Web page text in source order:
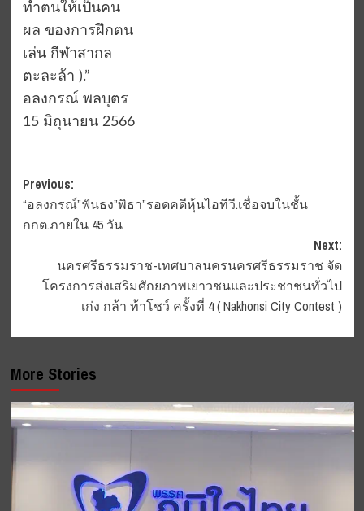
ทำตนให้เป็นคน
ผล ของการฝึกตน
เล่น กีฬาสากล
ตะละล้า ).”
อลงกรณ์ พลบุตร
15 มิถุนายน 2566
Post
navigation
Previous:
“อลงกรณ์”ฟันธง”พิธา”รอดคดีหุ้นไอทีวี.เชื่อจบในชั้น
กกต.ภายใน 45 วัน
Next:
นครศรีธรรมราช-เทศบาลนครนครศรีธรรมราช จัด
โครงการส่งเสริมศักยภาพเยาวชนและประชาชนทั่วไป
เก่ง กล้า ท้าโชว์ ครั้งที่ 4 ( Nakhonsi City Contest )
More Stories